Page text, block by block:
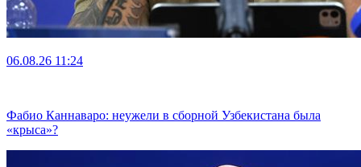
06.08.26 11:24
Фабио Каннаваро: неужели в сборной Узбекистана была
«крыса»?